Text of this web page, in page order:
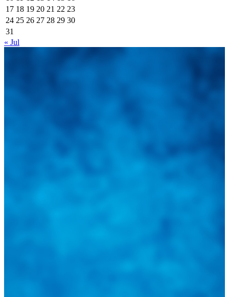
17 18 19 20 21 22 23
24 25 26 27 28 29 30
31
« Jul
locales, nacionales e internacionales.